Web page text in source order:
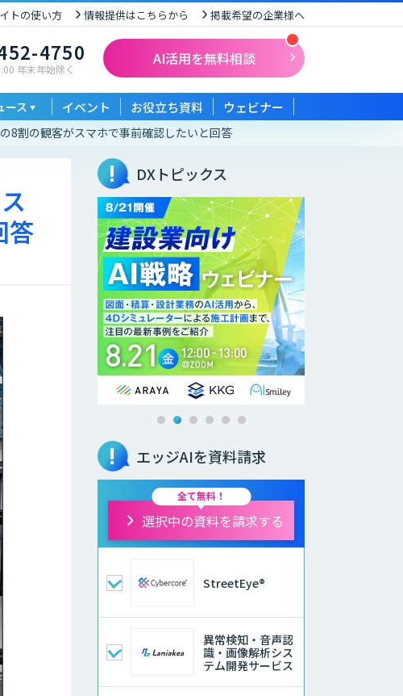
トの使い方 情報提供はこちらから 掲載希望の企業様へ
4750
年末年始除く
AI活用を無料相談
ース イベント お役立ち資料 ウェビナー
8割の観客がスマホで事前確認したいと回答
答
DXトピックス
エッジAIを資料請求
全て無料！
選択中の資料を請求する
StreetEye®
異常検知・音声認
識・画像解析シス
テム開発サービス